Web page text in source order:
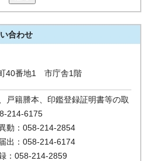
合わせ
40番地1 市庁舎1階
戸籍謄本、印鑑登録証明書等の取
214-6175
動：058-214-2854
出：058-214-6174
：058-214-2859